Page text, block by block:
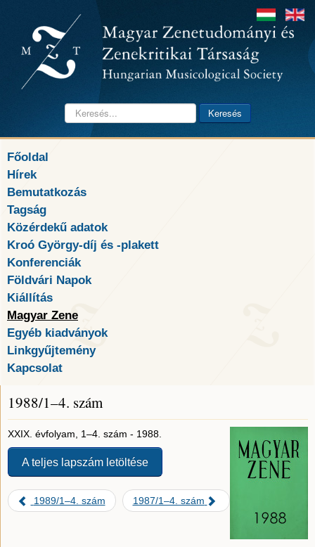
Keresés... Keresés
Főoldal
Hírek
Bemutatkozás
Tagság
Közérdekű adatok
Kroó György-díj és -plakett
Konferenciák
Földvári Napok
Kiállítás
Magyar Zene
Egyéb kiadványok
Linkgyűjtemény
Kapcsolat
1988/1–4. szám
XXIX. évfolyam, 1–4. szám - 1988.
A teljes lapszám letöltése
1989/1–4. szám 1987/1–4. szám